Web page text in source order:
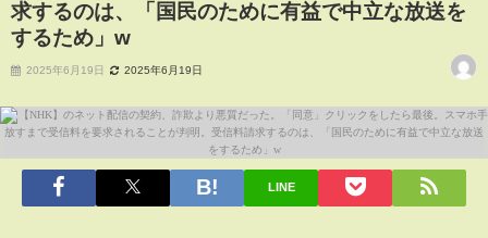
求するのは、「国民のために有益で中立な放送を
するため」w
2025年6月19日 2025年6月19日
LINE